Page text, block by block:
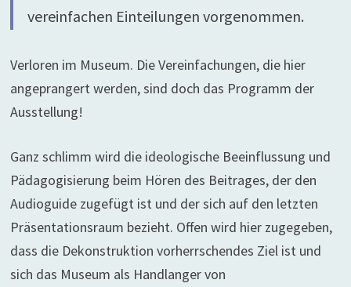
vereinfachen Einteilungen vorgenommen.
Verloren im Museum. Die Vereinfachungen, die hier
angeprangert werden, sind doch das Programm der
Ausstellung!
Ganz schlimm wird die ideologische Beeinflussung und
Pädagogisierung beim Hören des Beitrages, der den
Audioguide zugefügt ist und der sich auf den letzten
Präsentationsraum bezieht. Offen wird hier zugegeben,
dass die Dekonstruktion vorherrschendes Ziel ist und
sich das Museum als Handlanger von